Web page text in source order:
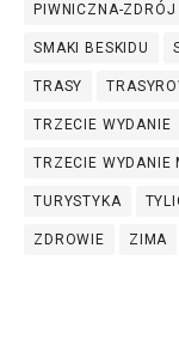
PIWNICZNA-ZDRÓJ
SMAKI BESKIDU
TRASY
TRZECIE WYDANIE
TRZECIE WYDANIE
TURYSTYKA
ZDROWIE ZIMA